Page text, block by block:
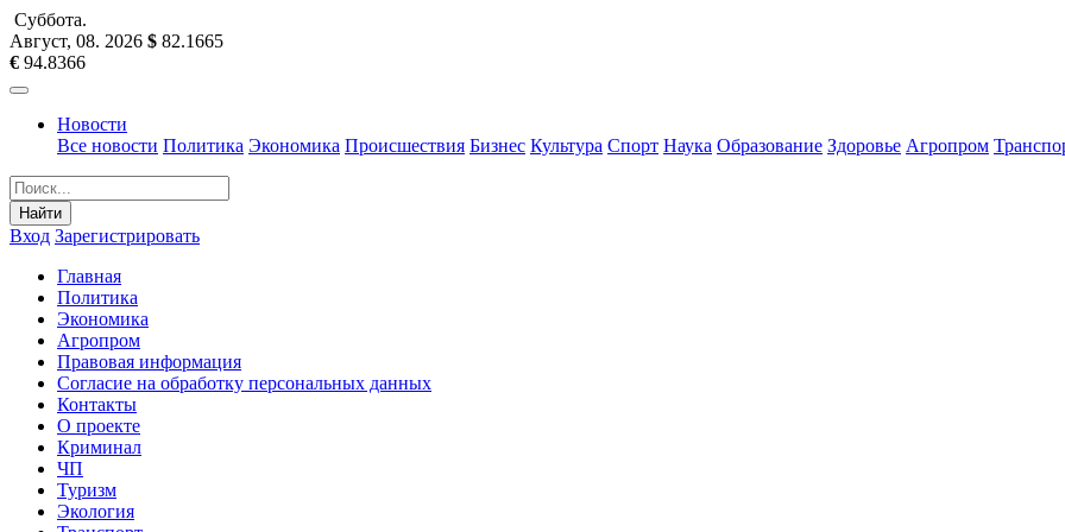
Суббота.
Август, 08. 2026 $ 82.1665
€ 94.8366
Новости
Все новости Политика Экономика Происшествия Бизнес Культура Спорт Наука Образование Здоровье Агропром
Найти
Вход Зарегистрировать
Главная
Политика
Экономика
Агропром
Правовая информация
Согласие на обработку персональных данных
Контакты
О проекте
Криминал
ЧП
Туризм
Экология